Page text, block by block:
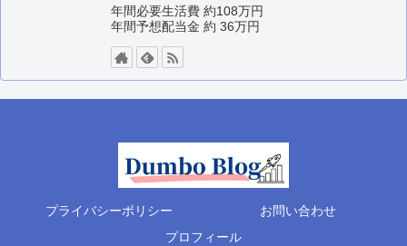
年間必要生活費 約108万円
年間予想配当金 約 36万円
プライバシーポリシー
お問い合わせ
プロフィール